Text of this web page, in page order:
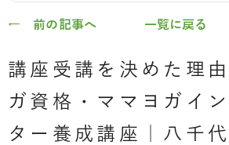
← 前の記事へ 一覧に戻る
講座受講を決めた理
ガ資格・ママヨガイ
ター養成講座｜八千